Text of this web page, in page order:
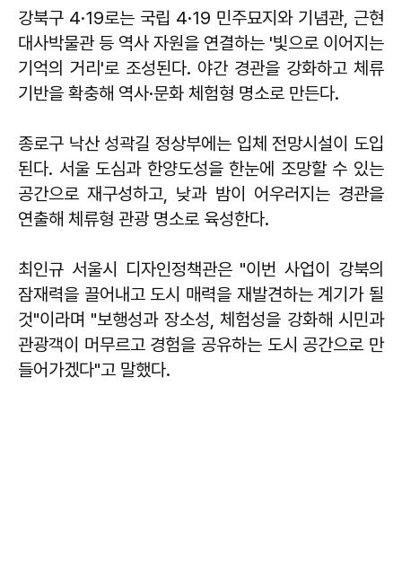
강북구 4·19로는 국립 4·19 민주묘지와 기념관, 근현
대사박물관 등 역사 자원을 연결하는 '빛으로 이어지는
기억의 거리'로 조성된다. 야간 경관을 강화하고 체류
기반을 확충해 역사·문화 체험형 명소로 만든다.
종로구 낙산 성곽길 정상부에는 입체 전망시설이 도입
된다. 서울 도심과 한양도성을 한눈에 조망할 수 있는
공간으로 재구성하고, 낮과 밤이 어우러지는 경관을
연출해 체류형 관광 명소로 육성한다.
최인규 서울시 디자인정책관은 "이번 사업이 강북의
잠재력을 끌어내고 도시 매력을 재발견하는 계기가 될
것"이라며 "보행성과 장소성, 체험성을 강화해 시민과
관광객이 머무르고 경험을 공유하는 도시 공간으로 만
들어가겠다"고 말했다.